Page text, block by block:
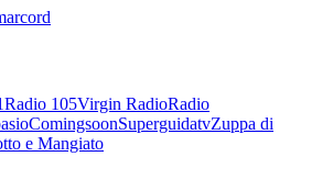
Radio 105Virgin RadioRadio
ComingsoonSuperguidatvZuppa di
e Mangiato